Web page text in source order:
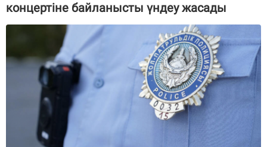
концертіне байланысты үндеу жасады